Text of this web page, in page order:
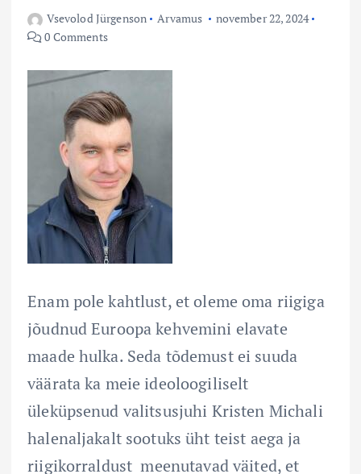
Vsevolod Jürgenson Arvamus
november 22, 2024
0 Comments
Enam pole kahtlust, et oleme oma riigiga
jõudnud Euroopa kehvemini elavate
maade hulka. Seda tõdemust ei suuda
väärata ka meie ideoloogiliselt
üleküpsenud valitsusjuhi Kristen Michali
halenaljakalt sootuks üht teist aega ja
riigikorraldust meenutavad väited, et